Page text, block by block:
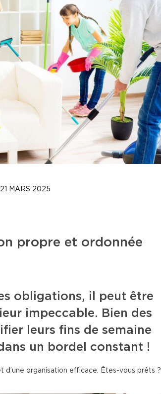
21 MARS 2025
propre et ordonnée
obligations, il peut être
impeccable. Bien des
leurs fins de semaine
un bordel constant !
d’une organisation efficace. Êtes-vous prêts ?